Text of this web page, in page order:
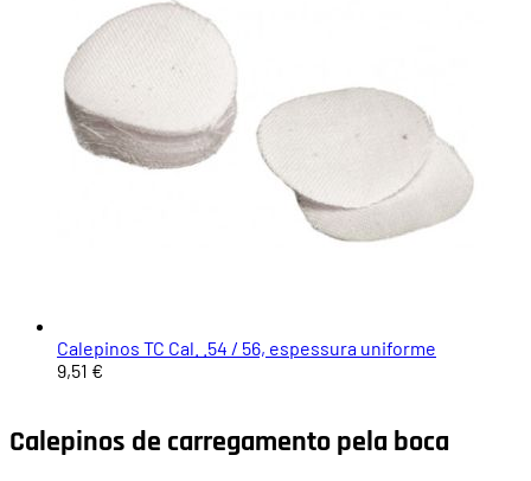
Calepinos TC Cal. .54 / 56, espessura uniforme
9,51 €
Calepinos de carregamento pela boca